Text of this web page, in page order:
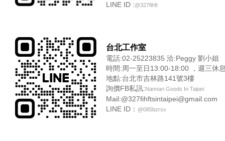
LINE ID :@327fihft
台北工作室
電話:02-25223835 洽:Peggy 劉小姐
時間:周一至日13:00-18:00 ，週三休
地點:台北市吉林路141號3樓
詢價FB私訊:Nannan Goods In Taipei
Mail:@327fihftsintaipei@gmail.com
LINE ID： @085bzrsx